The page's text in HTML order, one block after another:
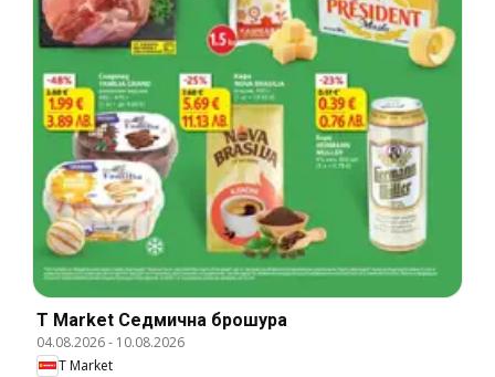
T Market Cедмична брошура
04.08.2026- 10.08.2026
T Market